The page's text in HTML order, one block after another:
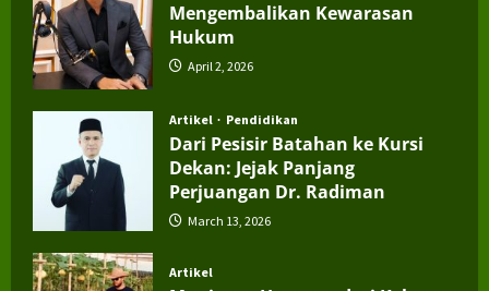
Mengembalikan Kewarasan
Hukum
April 2, 2026
Artikel Pendidikan
Dari Pesisir Batahan ke Kursi
Dekan: Jejak Panjang
Perjuangan Dr. Radiman
March 13, 2026
Artikel